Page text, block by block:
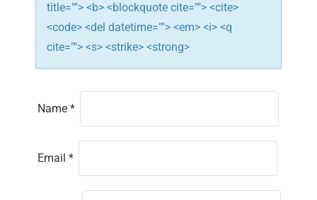
title=""> <b> <blockquote cite=""> <cite>
<code> <del datetime=""> <em> <i> <q
cite=""> <s> <strike> <strong>
Name *
Email *